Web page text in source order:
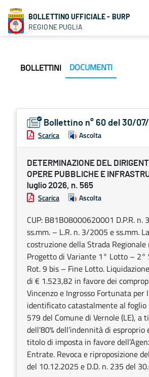
BOLLETTINO UFFICIALE - BURP
REGIONE PUGLIA
BOLLETTINI DOCUMENTI
Bollettino n° 60 del 30/
Scarica Ascolta
DETERMINAZIONE DEL
OPERE PUBBLICHE E
luglio 2026, n. 565
Scarica Ascolta
CUP: B81B08000620001 D.P.R.
ss.mm. – L.R. n. 3/2005 e ss.mm.
costruzione della Strada
Progetto di Variante 1° Lotto – 2°
Rot. 9 bis – Fine Lotto.
di € 1.523,82 in favore dei
Vincenzo e Ingrosso Fortunata per
identificato catastalmente al
579 del Comune di Vernole (LE), a
dell’80% dell’indennità di
titolo di imposta in favore
Entrate. Revoca e riproposizione
del 10.12.2025 e D.D. n. 235 del